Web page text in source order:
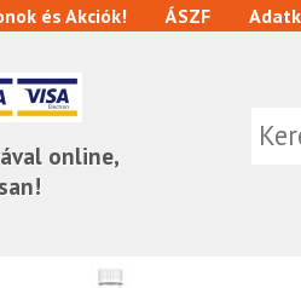
online,
és Akciók! ÁSZF